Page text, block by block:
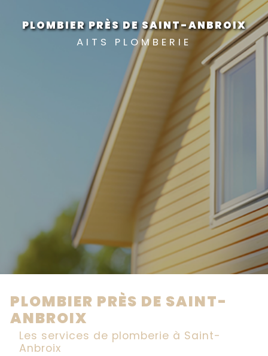
PLOMBIER PRÈS DE SAINT-ANBROIX
AITS PLOMBERIE
PLOMBIER PRÈS DE SAINT-
ANBROIX
Les services de plomberie à Saint-
Anbroix